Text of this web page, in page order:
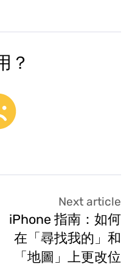
？
Next article
iPhone 指南：如何
在「尋找我的」和
「地圖」上更改位